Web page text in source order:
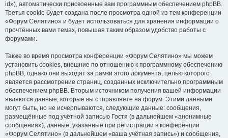
id»), автоматически присвоенные вам программным обеспечением phpBB.
Третья cookie будет создана после просмотра одной из тем конференции
«Форум Селятино» и будет использоваться для хранения информации о
прочтённых вами темах, повышая таким образом удобство работы с
форумами.
Также во время просмотра конференции «Форум Селятино» мы можем
установить cookies, внешние по отношению к программному обеспечению
phpBB, однако они выходят за рамки этого документа, целью которого
является рассмотрение страниц, созданных исключительно программным
обеспечением phpBB. Вторым источником получения вашей информации
являются данные, которые вы отправляете на форум. Этими данными
могут быть, но не исчерпываются, следующие данные: сообщения,
размещённые под учётной записью Гостя (в дальнейшем «анонимные
сообщения»), данные, указанные при регистрации в конференции
«Форум Селятино» (в дальнейшем «ваша учётная запись») и сообщения,